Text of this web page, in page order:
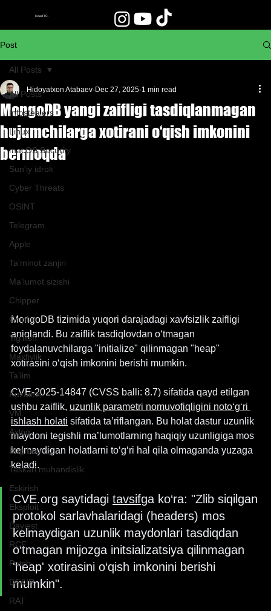
Haad TC.
Post
All Posts
Infostealers
Linux
macOS Security
Sun'iy idrok
Cyber Threats
OSINT
Telegram
Apple
Ta'minot zanjiri
Ma'lumot sizishi
Chipper
Chiplar
Yig'ilish
Maxfiylik
Ta'lim
Kuzatish
VM
Axloq
Bug bounty
Teskari muhandislik
Eskirish
Eksploit
Dayjest
RCE
Patch
DF&IR
RAT
All Posts
MongoDB yangi zaifligi tasdiqlanmagan
hujumchilarga xotirani o‘qish imkonini
bermoqda
Hidoyatxon Atabaev Dec 27, 2025 1 min read
MongoDB tizimida yuqori darajadagi xavfsizlik zaifligi
aniqlandi. Bu zaiflik tasdiqlovdan o‘tmagan
foydalanuvchilarga "initialize" qilinmagan "heap"
xotirasini o‘qish imkonini berishi mumkin.
CVE-2025-14847 (CVSS balli: 8.7) sifatida qayd etilgan
ushbu zaiflik, uzunlik parametri nomuvofiqligini noto‘g‘ri
ishlash holati sifatida ta’riflangan. Bu holat dastur uzunlik
maydoni tegishli ma’lumotlarning haqiqiy uzunligiga mos
kelmaydigan holatlarni to‘g‘ri hal qila olmaganda yuzaga
keladi.
CVE.org saytidagi tavsifga ko‘ra: "Zlib siqilgan
protokol sarlavhalaridagi (headers) mos
kelmaydigan uzunlik maydonlari tasdiqdan
o‘tmagan mijozga initsializatsiya qilinmagan
'heap' xotirasini o‘qish imkonini berishi
mumkin".